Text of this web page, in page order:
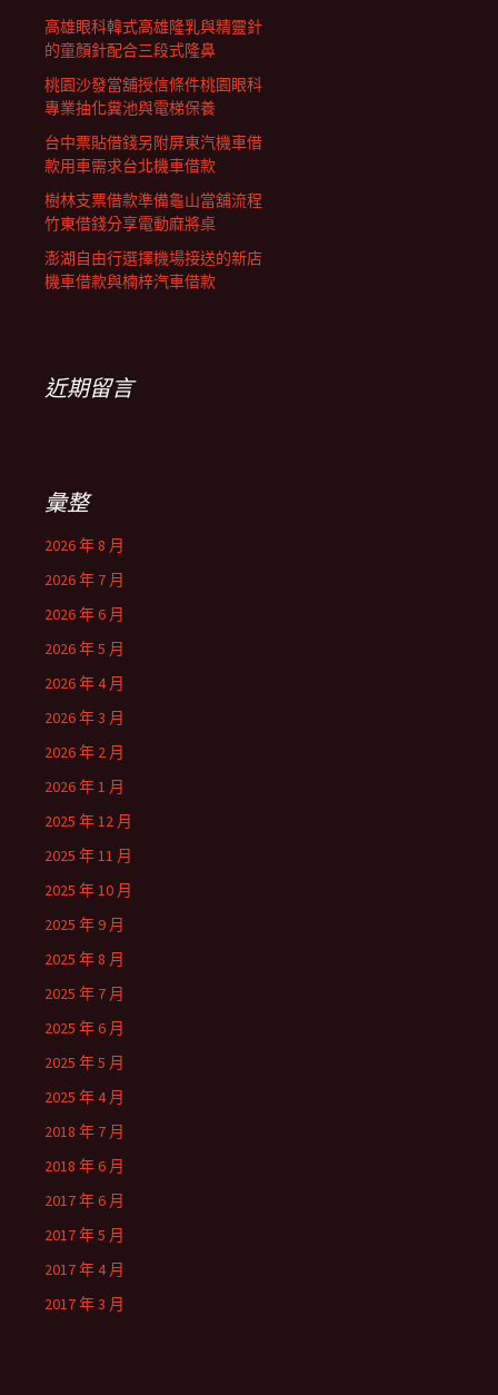
高雄眼科韓式高雄隆乳與精靈針
的童顏針配合三段式隆鼻
桃園沙發當舖授信條件桃園眼科
專業抽化糞池與電梯保養
台中票貼借錢另附屏東汽機車借
款用車需求台北機車借款
樹林支票借款準備龜山當舖流程
竹東借錢分享電動麻將桌
澎湖自由行選擇機場接送的新店
機車借款與楠梓汽車借款
近期留言
彙整
2026 年 8 月
2026 年 7 月
2026 年 6 月
2026 年 5 月
2026 年 4 月
2026 年 3 月
2026 年 2 月
2026 年 1 月
2025 年 12 月
2025 年 11 月
2025 年 10 月
2025 年 9 月
2025 年 8 月
2025 年 7 月
2025 年 6 月
2025 年 5 月
2025 年 4 月
2018 年 7 月
2018 年 6 月
2017 年 6 月
2017 年 5 月
2017 年 4 月
2017 年 3 月